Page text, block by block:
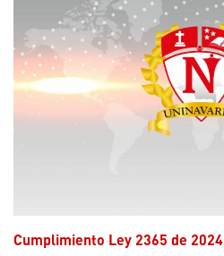
Cumplimiento Ley 2365 de 2024